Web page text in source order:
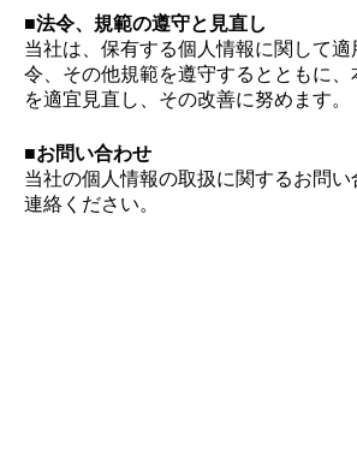
■法令、規範の遵守と見直し
当社は、保有する個人情報に関して
令、その他規範を遵守するとともに、
を適宜見直し、その改善に努めます。
■お問い合わせ
当社の個人情報の取扱に関するお問
連絡ください。